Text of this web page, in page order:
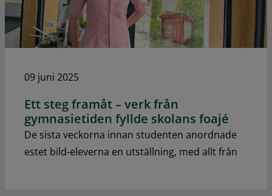
09 juni 2025
Ett steg framåt – verk från
gymnasietiden fyllde skolans foajé
De sista veckorna innan studenten anordnade
estet bild-eleverna en utställning, med allt från